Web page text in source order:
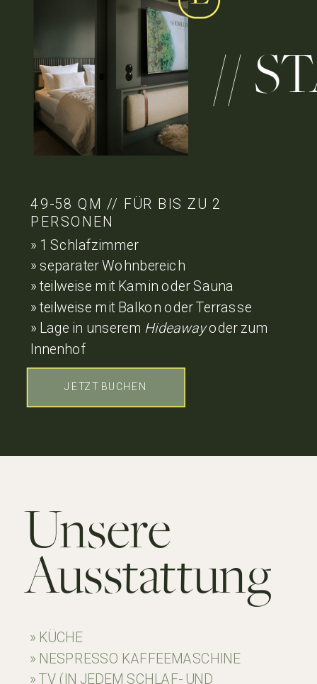
//
49-58 QM // FÜR BIS ZU 2
PERSONEN
» 1 Schlafzimmer
» separater Wohnbereich
» teilweise mit Kamin oder Sauna
» teilweise mit Balkon oder Terrasse
» Lage in unserem Hideawayoder zum
Innenhof
JETZT BUCHEN
Unsere
Ausstattung
» KÜCHE
» NESPRESSO KAFFEEMASCHINE
» TV (IN JEDEM SCHLAF- UND